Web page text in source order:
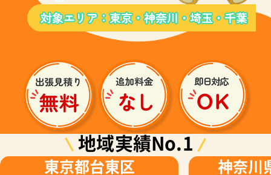
地域実績No.1
東京都台東区 神奈川